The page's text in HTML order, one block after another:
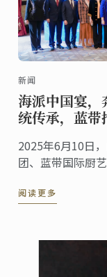
新闻
海派中国宴
统传承，蓝带
2025年6月10日
团、蓝带国际厨
蓝带伦敦概念餐
阅读更多